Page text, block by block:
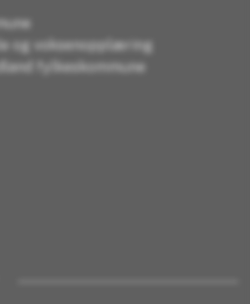
og voksenopplæring
fylkeskommune